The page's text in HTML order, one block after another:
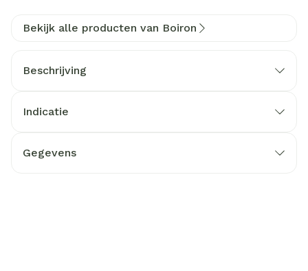
Bekijk alle producten van Boiron
Beschrijving
Indicatie
Gegevens